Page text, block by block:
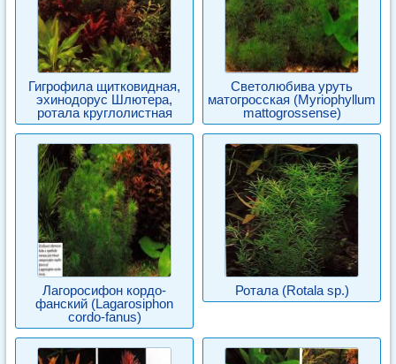
Гигрофила щитковидная,
эхинодорус Шлютера,
ротала круглолистная
Светолюбива уруть
матогросская (Myriophyllum
mattogrossense)
Лагоросифон кордо-
фанский (Lagarosiphon
cordo-fanus)
Ротала (Rotala sp.)